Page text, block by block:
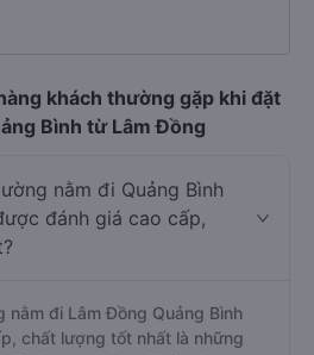
khách thường gặp khi đặt
Bình từ Lâm Đồng
nằm đi Quảng Bình
đánh giá cao cấp,
nằm đi Lâm Đồng Quảng Bình
chất lượng tốt nhất là những